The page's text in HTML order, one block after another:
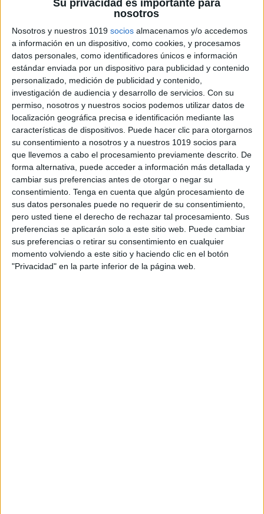
Su privacidad es importante para
nosotros
Nosotros y nuestros 1019 socios almacenamos y/o accedemos
a información en un dispositivo, como cookies, y procesamos
datos personales, como identificadores únicos e información
estándar enviada por un dispositivo para publicidad y contenido
personalizado, medición de publicidad y contenido,
investigación de audiencia y desarrollo de servicios. Con su
permiso, nosotros y nuestros socios podemos utilizar datos de
localización geográfica precisa e identificación mediante las
características de dispositivos. Puede hacer clic para otorgarnos
su consentimiento a nosotros y a nuestros 1019 socios para
que llevemos a cabo el procesamiento previamente descrito. De
forma alternativa, puede acceder a información más detallada y
cambiar sus preferencias antes de otorgar o negar su
consentimiento. Tenga en cuenta que algún procesamiento de
sus datos personales puede no requerir de su consentimiento,
pero usted tiene el derecho de rechazar tal procesamiento. Sus
preferencias se aplicarán solo a este sitio web. Puede cambiar
sus preferencias o retirar su consentimiento en cualquier
momento volviendo a este sitio y haciendo clic en el botón
"Privacidad" en la parte inferior de la página web.
Ejercicio de
asociación frase –
imagen
16 noviembre, 2021byMaría
Dejar un
comentario
La siguiente tarea
es un ejercicio
para trabajar la
asociación frase-
imagen. Este tipo
de actividades nos
permite
comprobar que el
alumno ha
comprendido el